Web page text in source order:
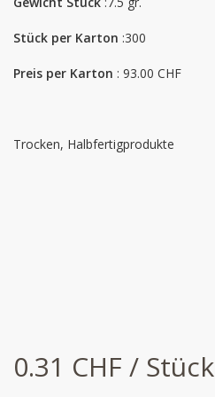
Stück per Karton :300
Preis per Karton : 93.00 CHF
Trocken, Halbfertigprodukte
0.31 CHF / Stück